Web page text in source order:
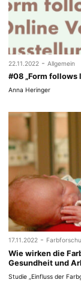
22.11.2022 - Allgemein
#08 „Form follows
Anna Heringer
17.11.2022 -
Wie wirken die
Gesundheit und
Studie „Einfluss der